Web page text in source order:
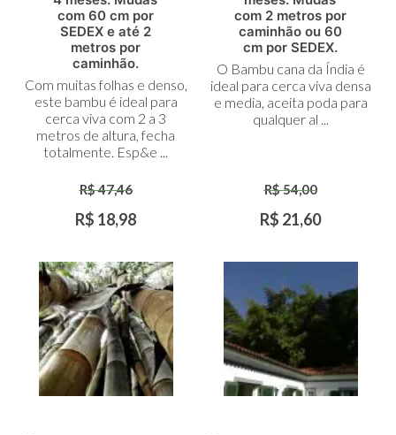
Carrinhocom 60 cm por
SEDEX e até 2
metros por
caminhão.
Com muitas folhas e denso,
este bambu é ideal para
cerca viva com 2 a 3
metros de altura, fecha
totalmente. Esp&e ...
R$ 47,46
R$ 18,98
Carrinho
com 2 metros por
caminhão ou 60
cm por SEDEX.
O Bambu cana da Índia é
ideal para cerca viva densa
e media, aceita poda para
qualquer al ...
R$ 54,00
R$ 21,60